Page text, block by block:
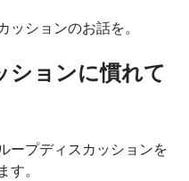
ッションのお話を。
ションに慣れて
ープディスカッションを
す。